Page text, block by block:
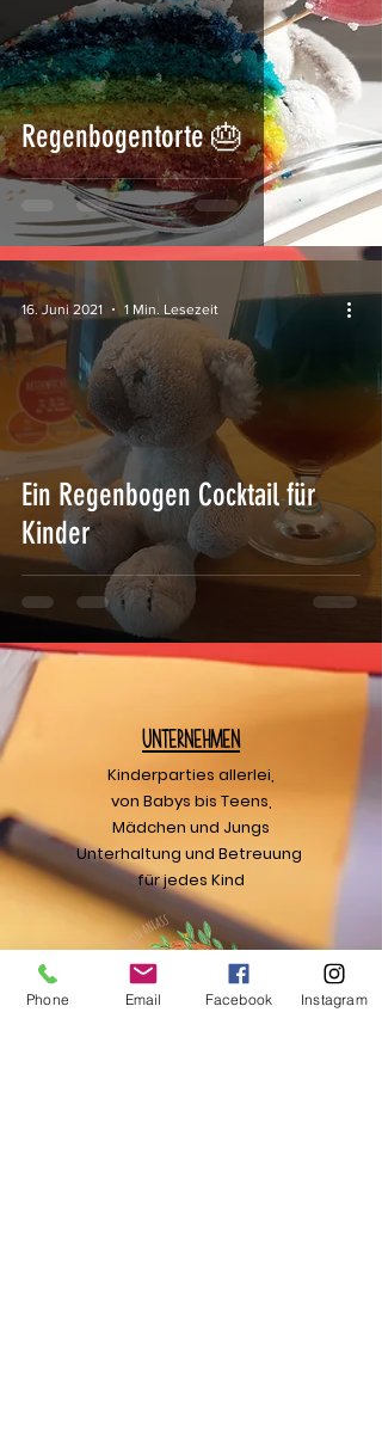
Regenbogentorte 🎂
Ein Regenbogen Cocktail für
Kinder
16. Juni 2021 1 Min. Lesezeit
Unternehmen
Kinderparties allerlei,
von Babys bis Teens,
Mädchen und Jungs
Unterhaltung und Betreuung
für jedes Kind
Phone Email Facebook Instagram